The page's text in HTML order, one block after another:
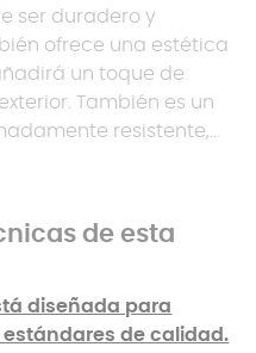
ser duradero y
ofrece una estética
un toque de
También es un
resistente,
para su pérgola.
que garantiza una
de esta
diseñada para
de calidad.